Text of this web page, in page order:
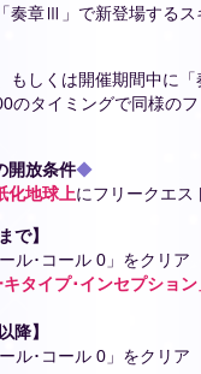
奏章Ⅲ」で新登場する
もしくは開催期間中に
のタイミングで同様の
開放条件◆
化地球上にフリークエス
で】
ル･コール 0」をクリア
タイプ･インセプショ
降】
ル･コール 0」をクリア